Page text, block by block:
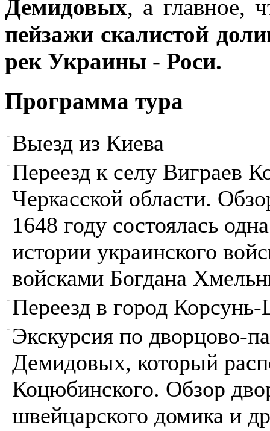
Демидовых, а главное,
пейзажи скалистой
рек Украины - Роси.
Программа тура
- Выезд из Киева
- Переезд к селу Виграев
Черкасской области.
1648 году состоялась
истории украинского
войсками Богдана
- Переезд в город
- Экскурсия по дворцово-
Демидовых, который
Коцюбинского. Обзор
швейцарского домика и